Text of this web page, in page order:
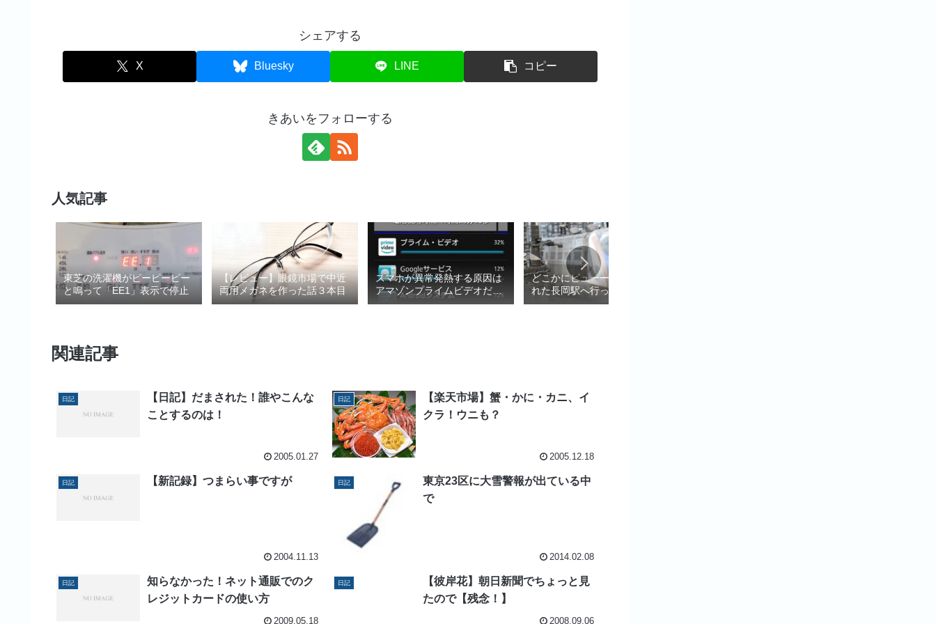
シェアする
X Bluesky LINE コピー
きあいをフォローする
人気記事
東芝の洗濯機がピーピーピー
と鳴って「EE1」表示で停止
【レビュー】眼鏡市場で中近
両用メガネを作った話３本目
スマホが異常発熱する原因は
アマゾンプライムビデオだっ
た
どこかにビューーン！で選ば
れた長岡駅へ行ってきました
2026春1/4
関連記事
日記
【日記】だまされた！誰やこんな
ことするのは！
2005.01.27
日記
【楽天市場】蟹・かに・カニ、イ
クラ！ウニも？
2005.12.18
日記 【新記録】つまらい事ですが
2004.11.13
日記
東京23区に大雪警報が出ている中
で
2014.02.08
日記
知らなかった！ネット通販でのク
レジットカードの使い方
2009.05.18
日記
【彼岸花】朝日新聞でちょっと見
たので【残念！】
2008.09.06